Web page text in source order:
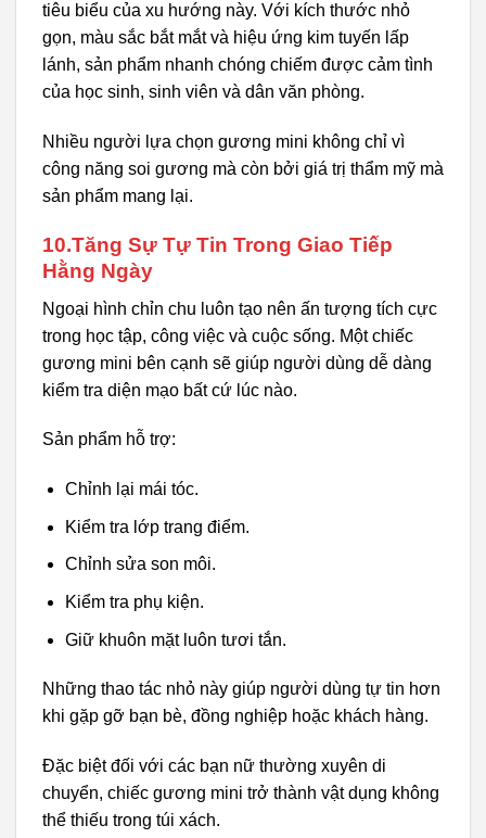
tiêu biểu của xu hướng này. Với kích thước nhỏ
gọn, màu sắc bắt mắt và hiệu ứng kim tuyến lấp
lánh, sản phẩm nhanh chóng chiếm được cảm tình
của học sinh, sinh viên và dân văn phòng.
Nhiều người lựa chọn gương mini không chỉ vì
công năng soi gương mà còn bởi giá trị thẩm mỹ mà
sản phẩm mang lại.
10.Tăng Sự Tự Tin Trong Giao Tiếp
Hằng Ngày
Ngoại hình chỉn chu luôn tạo nên ấn tượng tích cực
trong học tập, công việc và cuộc sống. Một chiếc
gương mini bên cạnh sẽ giúp người dùng dễ dàng
kiểm tra diện mạo bất cứ lúc nào.
Sản phẩm hỗ trợ:
Chỉnh lại mái tóc.
Kiểm tra lớp trang điểm.
Chỉnh sửa son môi.
Kiểm tra phụ kiện.
Giữ khuôn mặt luôn tươi tắn.
Những thao tác nhỏ này giúp người dùng tự tin hơn
khi gặp gỡ bạn bè, đồng nghiệp hoặc khách hàng.
Đặc biệt đối với các bạn nữ thường xuyên di
chuyển, chiếc gương mini trở thành vật dụng không
thể thiếu trong túi xách.